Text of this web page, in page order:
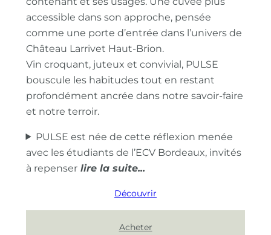
accessible dans son approche, pensée
comme une porte d’entrée dans l’univers de
Château Larrivet Haut-Brion.
Vin croquant, juteux et convivial, PULSE
bouscule les habitudes tout en restant
profondément ancrée dans notre savoir-faire
et notre terroir.
PULSE est née de cette réflexion menée
avec les étudiants de l’ECV Bordeaux, invités
à repenser
Découvrir
Acheter